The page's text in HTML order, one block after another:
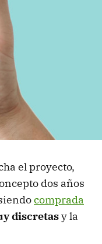
el proyecto,
dos años
comprada
discretasy la